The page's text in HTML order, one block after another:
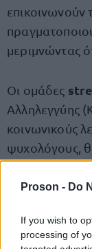
Proson - Do
If you wish to
processing of
επικοινωνούν
μεριμνώντας
Οι ομάδες
Αλληλεγγύης
κοινωνικούς
ψυχολόγους,
πλήρη
ανάγκης.
ελέγχει με